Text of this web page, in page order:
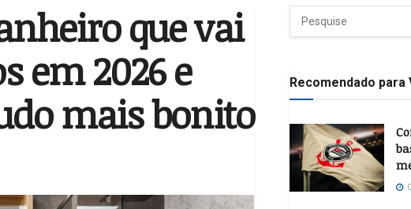
que vai
em 2026 e
mais bonito
Recomendado para